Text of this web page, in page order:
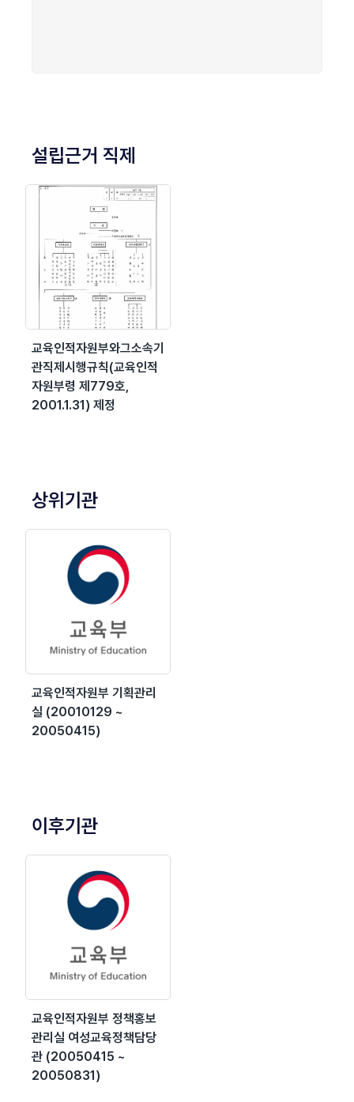
설립근거 직제
교육인적자원부와그소속기
관직제시행규칙(교육인적
자원부령 제779호,
2001.1.31) 제정
상위기관
교육인적자원부 기획관리
실 (20010129 ~
20050415)
이후기관
교육인적자원부 정책홍보
관리실 여성교육정책담당
관 (20050415 ~
20050831)